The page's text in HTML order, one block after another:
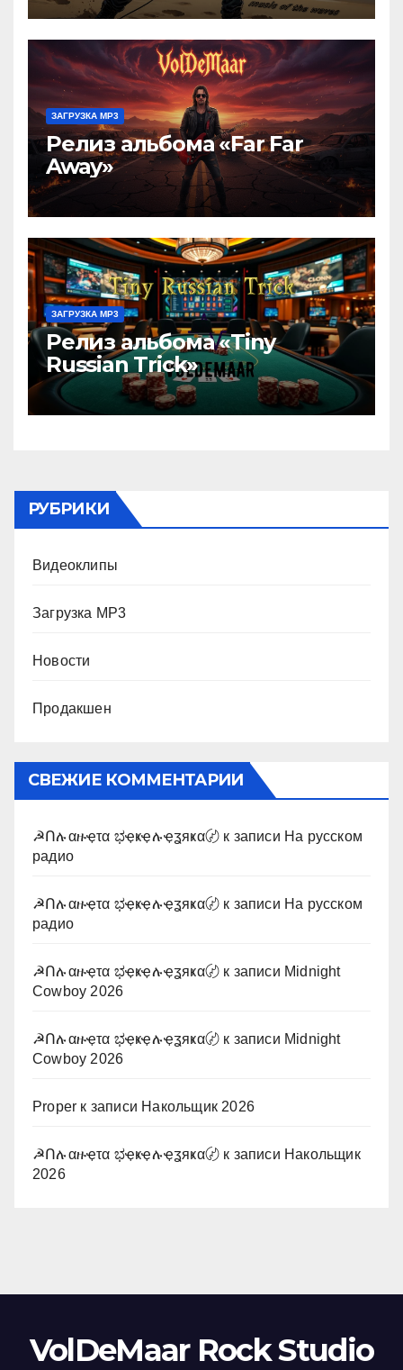
ЗАГРУЗКА MP3
Релиз альбома «Far Far
Away»
ЗАГРУЗКА MP3
Релиз альбома «Tiny
Russian Trick»
РУБРИКИ
Видеоклипы
Загрузка MP3
Новости
Продакшен
СВЕЖИЕ КОММЕНТАРИИ
☭Ոሉαዙҿτα ಭҿҝҿሉҿʓяҝα〄 к записи На русском
радио
☭Ոሉαዙҿτα ಭҿҝҿሉҿʓяҝα〄 к записи На русском
радио
☭Ոሉαዙҿτα ಭҿҝҿሉҿʓяҝα〄 к записи Midnight
Cowboy 2026
☭Ոሉαዙҿτα ಭҿҝҿሉҿʓяҝα〄 к записи Midnight
Cowboy 2026
Proper к записи Накольщик 2026
☭Ոሉαዙҿτα ಭҿҝҿሉҿʓяҝα〄 к записи Накольщик
2026
VolDeMaar Rock Studio